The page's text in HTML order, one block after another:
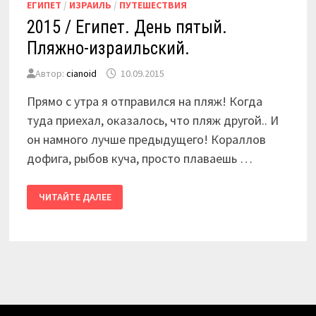
ЕГИПЕТ / ИЗРАИЛЬ / ПУТЕШЕСТВИЯ
2015 / Египет. День пятый.
Пляжно-израильский.
Автор: cianoid 10.09.2015
Прямо с утра я отправился на пляж! Когда
туда приехал, оказалось, что пляж другой.. И
он намного лучше предыдущего! Кораллов
дофига, рыбов куча, просто плаваешь …
/
ЕГИПЕТ.
ЧИТАЙТЕ ДАЛЕЕ